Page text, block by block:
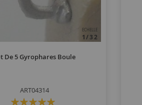
ECHELLE
1/32
De 5 Gyrophares Boule
ART04314
Évaluation: